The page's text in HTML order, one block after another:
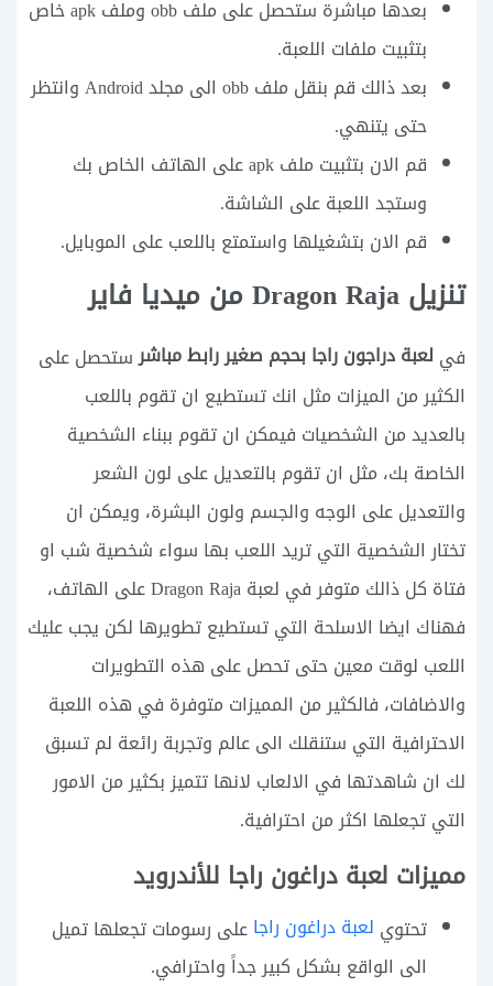
بعدها مباشرة ستحصل على ملف obb وملف apk خاص
بتثبيت ملفات اللعبة.
بعد ذالك قم بنقل ملف obb الى مجلد Android وانتظر
حتى يتنهي.
قم الان بتثبيت ملف apk على الهاتف الخاص بك
وستجد اللعبة على الشاشة.
قم الان بتشغيلها واستمتع باللعب على الموبايل.
تنزيل Dragon Raja من ميديا فاير
في لعبة دراجون راجا بحجم صغير رابط مباشرستحصل على
الكثير من الميزات مثل انك تستطيع ان تقوم باللعب
بالعديد من الشخصيات فيمكن ان تقوم ببناء الشخصية
الخاصة بك، مثل ان تقوم بالتعديل على لون الشعر
والتعديل على الوجه والجسم ولون البشرة، ويمكن ان
تختار الشخصية التي تريد اللعب بها سواء شخصية شب او
فتاة كل ذالك متوفر في لعبة Dragon Raja على الهاتف،
فهناك ايضا الاسلحة التي تستطيع تطويرها لكن يجب عليك
اللعب لوقت معين حتى تحصل على هذه التطويرات
والاضافات، فالكثير من المميزات متوفرة في هذه اللعبة
الاحترافية التي ستنقلك الى عالم وتجربة رائعة لم تسبق
لك ان شاهدتها في الالعاب لانها تتميز بكثير من الامور
التي تجعلها اكثر من احترافية.
مميزات لعبة دراغون راجا للأندرويد
تحتوي لعبة دراغون راجاعلى رسومات تجعلها تميل
الى الواقع بشكل كبير جداً واحترافي.